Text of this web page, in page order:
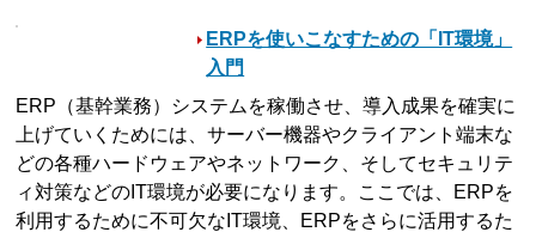
ERPを使いこなすための「IT環境」
入門
ERP（基幹業務）システムを稼働させ、導入成果を確実に
上げていくためには、サーバー機器やクライアント端末な
どの各種ハードウェアやネットワーク、そしてセキュリテ
ィ対策などのIT環境が必要になります。ここでは、ERPを
利用するために不可欠なIT環境、ERPをさらに活用するた